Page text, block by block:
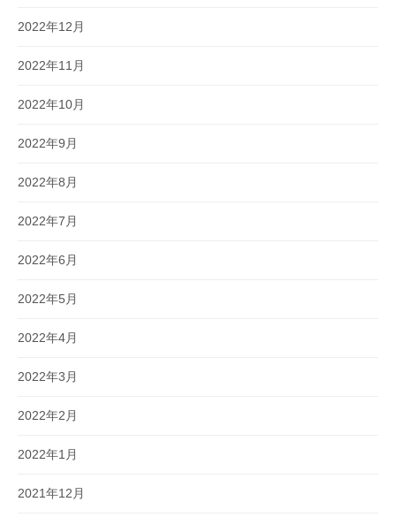
2022年12月
2022年11月
2022年10月
2022年9月
2022年8月
2022年7月
2022年6月
2022年5月
2022年4月
2022年3月
2022年2月
2022年1月
2021年12月